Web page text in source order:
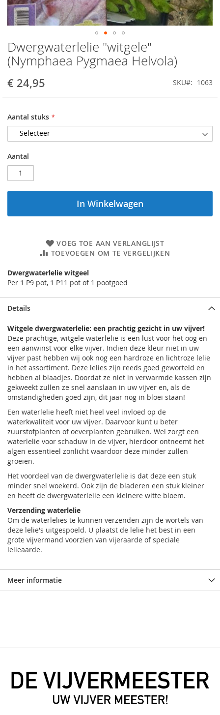
Dwergwaterlelie "witgele"
(Nymphaea Pygmaea Helvola)
€ 24,95 SKU 1063
Aantal stuks
Aantal
In Winkelwagen
VOEG TOE AAN VERLANGLIJST
TOEVOEGEN OM TE VERGELIJKEN
Dwergwaterlelie witgeel
Per 1 P9 pot, 1 P11 pot of 1 pootgoed
Ga
naar
het
van
gallerij
Details
Witgele dwergwaterlelie: een prachtig gezicht in uw vijver!
Deze prachtige, witgele waterlelie is een lust voor het oog en
een aanwinst voor elke vijver. Indien deze kleur niet in uw
vijver past hebben wij ook nog een hardroze en lichtroze lelie
in het assortiment. Deze lelies zijn reeds goed geworteld en
hebben al blaadjes. Doordat ze niet in verwarmde kassen zijn
gekweekt zullen ze snel aanslaan in uw vijver en, als de
omstandigheden goed zijn, dit jaar nog in bloei staan!
Een waterlelie heeft niet heel veel invloed op de
waterkwaliteit voor uw vijver. Daarvoor kunt u beter
zuurstofplanten of oeverplanten gebruiken. Wel zorgt een
waterlelie voor schaduw in de vijver, hierdoor ontneemt het
algen essentieel zonlicht waardoor deze minder zullen
groeien.
Het voordeel van de dwergwaterlelie is dat deze een stuk
minder snel woekerd. Ook zijn de bladeren een stuk kleiner
en heeft de dwergwaterlelie een kleinere witte bloem.
Verzending waterlelie
Om de waterlelies te kunnen verzenden zijn de wortels van
deze lelie's uitgespoeld. U plaatst de lelie het best in een
grote vijvermand voorzien van vijeraarde of speciale
lelieaarde.
Meer informatie